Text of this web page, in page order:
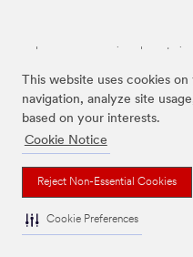
This website uses cookies
navigation, analyze site
based on your interests.
Cookie Notice
Reject Non-Essential Cookies
Cookie Preferences
Las marcas mencionadas